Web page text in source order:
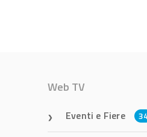
Web TV
Eventi e Fiere